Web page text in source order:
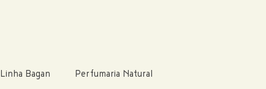
Linha Bagan Perfumaria Natural